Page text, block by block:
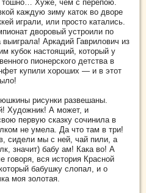
тошно… Хуже, чем с перепою.
каждую зиму каток во дворе
играли, или просто катались.
дворовый устроили по
Аркадий Гаврилович из
кубок настоящий, который у
пионерского детства в
купили хороших — и в этот
рисунки развешаны.
Художник! А может, и
первую сказку сочинила в
не умела. Да что там в три!
сидели мы с ней, чай пили, а
значит) бабу ам! Кака во! А
говоря, вся история Красной
бабушку слопал, и о
моя золотая.